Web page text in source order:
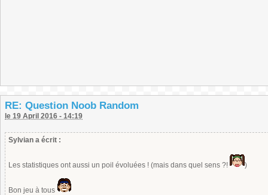
RE: Question Noob Random
le 19 April 2016 - 14:19
Sylvian a écrit :
Les statistiques ont aussi un poil évoluées ! (mais dans quel sens ?! )
Bon jeu à tous